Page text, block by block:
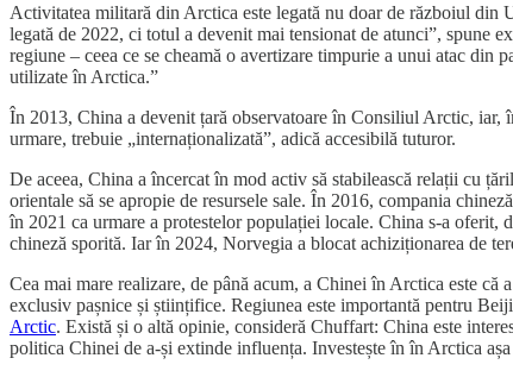
Activitatea militară din Arctica este legată nu doar de războiul
legată de 2022, ci totul a devenit mai tensionat de atunci”, spune
regiune – ceea ce se cheamă o avertizare timpurie a unui atac din
utilizate în Arctica.”
În 2013, China a devenit țară observatoare în Consiliul Arctic, iar,
urmare, trebuie „internaționalizată”, adică accesibilă tuturor.
De aceea, China a încercat în mod activ să stabilească relații cu
orientale să se apropie de resursele sale. În 2016, compania
în 2021 ca urmare a protestelor populației locale. China s-a oferit,
chineză sporită. Iar în 2024, Norvegia a blocat achiziționarea de
Cea mai mare realizare, de până acum, a Chinei în Arctica este că
exclusiv pașnice și științifice. Regiunea este importantă pentru
Arctic. Există și o altă opinie, consideră Chuffart: China este
politica Chinei de a-și extinde influența. Investește în în Arctica